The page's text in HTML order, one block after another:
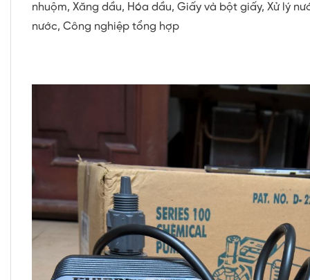
nhuộm, Xăng dầu, Hóa dầu, Giấy và bột giấy, Xử lý
nước, Công nghiệp tổng hợp